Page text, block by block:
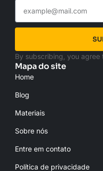
By subscribing, you agree
Mapa do site
Home
Blog
Materiais
Sobre nós
Entre em contato
Política de privacidade